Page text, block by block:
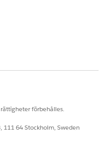
förbehålles.
111 64 Stockholm, Sweden